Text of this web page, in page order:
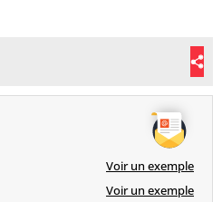
Voir un exemple
Voir un exemple